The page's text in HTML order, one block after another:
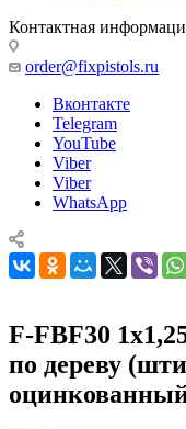
Контактная
order@fixpistols.ru
Вконтакте
Telegram
YouTube
Viber
Viber
WhatsApp
F-FBF30
по дереву